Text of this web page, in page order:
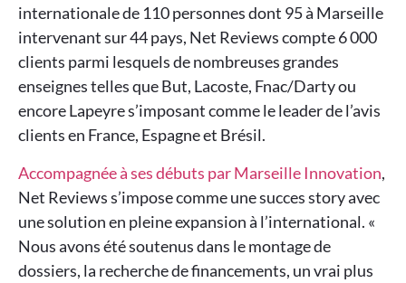
internationale de 110 personnes dont 95 à Marseille
intervenant sur 44 pays, Net Reviews compte 6 000
clients parmi lesquels de nombreuses grandes
enseignes telles que But, Lacoste, Fnac/Darty ou
encore Lapeyre s’imposant comme le leader de l’avis
clients en France, Espagne et Brésil.
Accompagnée à ses débuts par Marseille Innovation,
Net Reviews s’impose comme une succes story avec
une solution en pleine expansion à l’international. «
Nous avons été soutenus dans le montage de
dossiers, la recherche de financements, un vrai plus